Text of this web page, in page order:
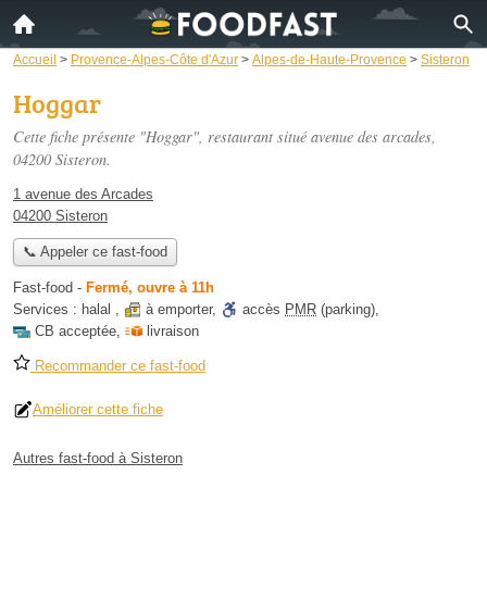
Accueil > Provence-Alpes-Côte d'Azur > Alpes-de-Haute-Provence > Sisteron
Hoggar
Cette fiche présente "Hoggar", restaurant situé avenue des arcades,
04200 Sisteron.
1 avenue des Arcades
04200 Sisteron
📞 Appeler ce fast-food
Fast-food - Fermé, ouvre à 11h
Services : halal , à emporter, accès PMR (parking),
CB acceptée, livraison
Recommander ce fast-food
Améliorer cette fiche
Autres fast-food à Sisteron